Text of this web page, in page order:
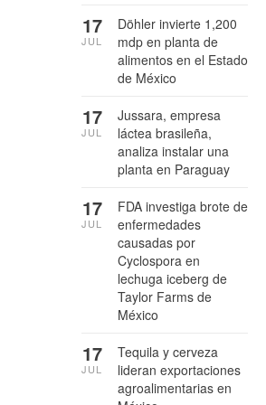
Döhler invierte 1,200
mdp en planta de
alimentos en el Estado
de México
17
JUL
Jussara, empresa
láctea brasileña,
analiza instalar una
planta en Paraguay
17
JUL
FDA investiga brote de
enfermedades
causadas por
Cyclospora en
lechuga iceberg de
Taylor Farms de
México
17
JUL
Tequila y cerveza
lideran exportaciones
agroalimentarias en
17
JUL